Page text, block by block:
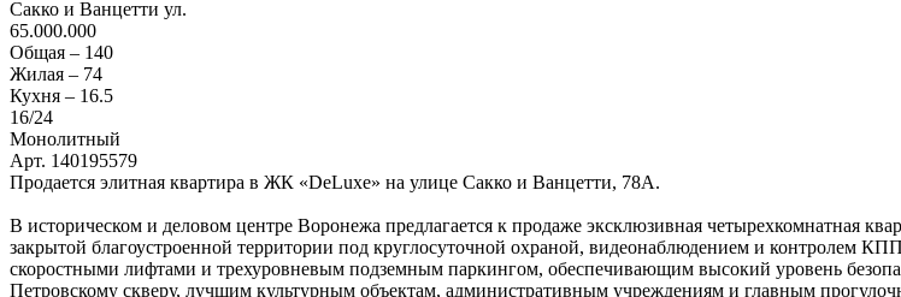
Сакко и Ванцетти ул.
65.000.000
Общая – 140
Жилая – 74
Кухня – 16.5
16/24
Монолитный
Арт. 140195579
Продается элитная квартира в ЖК «DeLuxe» на улице Сакко и Ванцетти, 78А.
В историческом и деловом центре Воронежа предлагается к продаже эксклюзивная четырехкомнатная
закрытой благоустроенной территории под круглосуточной охраной, видеонаблюдением и контролем
скоростными лифтами и трехуровневым подземным паркингом, обеспечивающим высокий уровень
Петровскому скверу, лучшим культурным объектам, административным учреждениям и главным